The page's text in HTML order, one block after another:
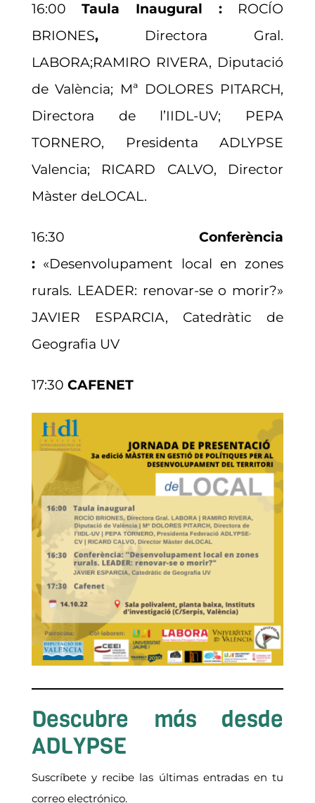
16:00Taula Inaugural : ROCÍO
BRIONES, Directora Gral.
LABORA;RAMIRO RIVERA, Diputació
de València; Mª DOLORES PITARCH,
Directora de l’IIDL-UV; PEPA
TORNERO, Presidenta ADLYPSE
Valencia; RICARD CALVO, Director
Màster deLOCAL.
16:30Conferència
: «Desenvolupament local en zones
rurals. LEADER: renovar-se o morir?»
JAVIER ESPARCIA, Catedràtic de
Geografia UV
17:30 CAFENET
Descubre más desde
ADLYPSE
Suscríbete y recibe las últimas entradas en tu
correo electrónico.